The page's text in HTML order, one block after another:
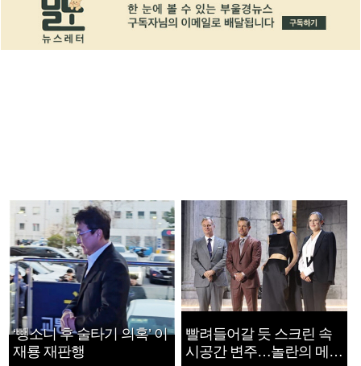
‘뺑소니 후 술타기 의혹’ 이
재룡 재판행
빨려들어갈 듯 스크린 속
시공간 변주…놀란의 메시